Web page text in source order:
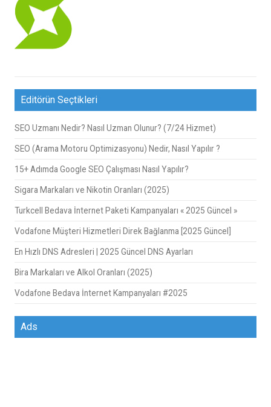
Editörün Seçtikleri
SEO Uzmanı Nedir? Nasıl Uzman Olunur? (7/24 Hizmet)
SEO (Arama Motoru Optimizasyonu) Nedir, Nasıl Yapılır ?
15+ Adımda Google SEO Çalışması Nasıl Yapılır?
Sigara Markaları ve Nikotin Oranları (2025)
Turkcell Bedava İnternet Paketi Kampanyaları « 2025 Güncel »
Vodafone Müşteri Hizmetleri Direk Bağlanma [2025 Güncel]
En Hızlı DNS Adresleri | 2025 Güncel DNS Ayarları
Bira Markaları ve Alkol Oranları (2025)
Vodafone Bedava İnternet Kampanyaları #2025
Ads